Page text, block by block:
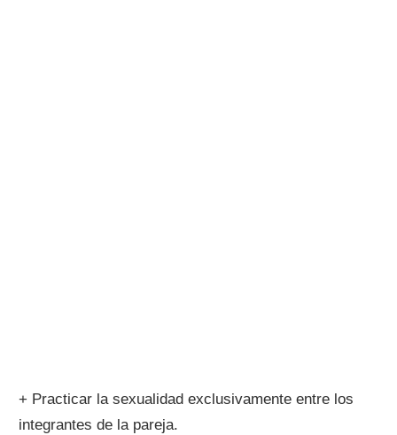
+ Practicar la sexualidad exclusivamente entre los
integrantes de la pareja.